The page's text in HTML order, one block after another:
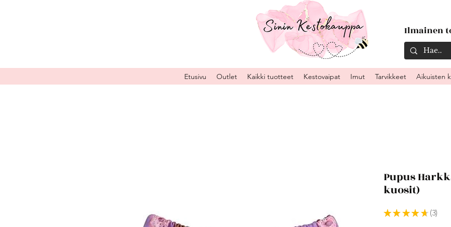
Ilmainen
Etusivu Outlet Kaikki tuotteet Kestovaipat Imut Tarvikkeet Aikuisten
Pupus
kuosit)
★ ★ ★ ★ ★ 3
3